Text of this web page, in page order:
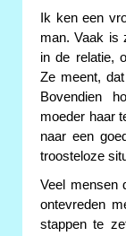
Ik ken een
man. Vaak is
in de relatie,
Ze meent,
Bovendien
moeder haar
naar een
troosteloze
Veel mensen
ontevreden
stappen te